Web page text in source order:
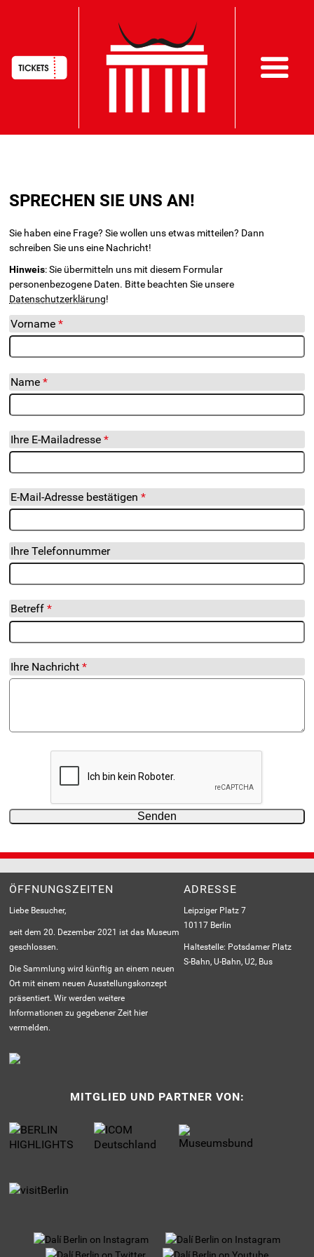
Inhalt
HAUPTNAVIGATION
SPRECHEN SIE UNS AN!
Sie haben eine Frage? Sie wollen uns etwas mitteilen? Dann
schreiben Sie uns eine Nachricht!
Hinweis: Sie übermitteln uns mit diesem Formular
personenbezogene Daten. Bitte beachten Sie unsere
Datenschutzerklärung!
Vorname
Name
Ihre
E-
Ihre E-Mailadresse
E-Mail-Adresse bestätigen
Ihre Telefonnummer
Betreff
Ihre Nachricht
ÖFFNUNGSZEITEN
Liebe Besucher,
seit dem 20. Dezember 2021 ist das Museum
geschlossen.
Die Sammlung wird künftig an einem neuen
Ort mit einem neuen Ausstellungskonzept
präsentiert. Wir werden weitere
Informationen zu gegebener Zeit hier
vermelden.
ADRESSE
Leipziger Platz 7
10117 Berlin
Haltestelle: Potsdamer Platz
S-Bahn, U-Bahn, U2, Bus
MITGLIED UND PARTNER VON: